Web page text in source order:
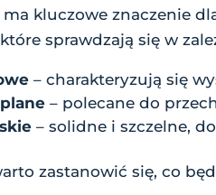
ma kluczowe znaczenie
sprawdzają się w
– charakteryzują się
– polecane do
– solidne i szczelne,
zastanowić się, co